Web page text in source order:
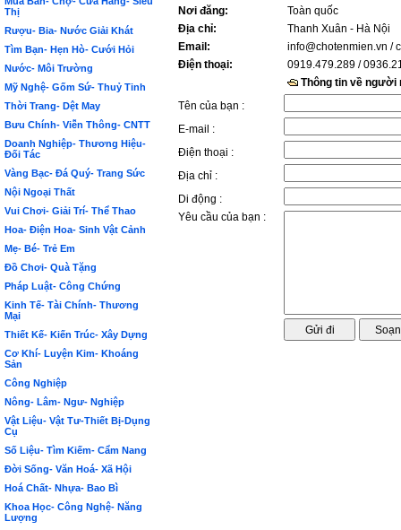
Thị
Rượu- Bia- Nước Giải Khát
Tìm Bạn- Hẹn Hò- Cưới Hỏi
Nước- Môi Trường
Mỹ Nghệ- Gốm Sứ- Thuỷ Tinh
Thời Trang- Dệt May
Bưu Chính- Viễn Thông- CNTT
Doanh Nghiệp- Thương Hiệu-
Đối Tác
Vàng Bạc- Đá Quý- Trang Sức
Nội Ngoại Thất
Vui Chơi- Giải Trí- Thể Thao
Hoa- Điện Hoa- Sinh Vật Cảnh
Mẹ- Bé- Trẻ Em
Đồ Chơi- Quà Tặng
Pháp Luật- Công Chứng
Kinh Tế- Tài Chính- Thương
Mại
Thiết Kế- Kiến Trúc- Xây Dựng
Cơ Khí- Luyện Kim- Khoáng
Sản
Công Nghiệp
Nông- Lâm- Ngư- Nghiệp
Vật Liệu- Vật Tư-Thiết Bị-Dụng
Cụ
Số Liệu- Tìm Kiếm- Cẩm Nang
Đời Sống- Văn Hoá- Xã Hội
Hoá Chất- Nhựa- Bao Bì
Khoa Học- Công Nghệ- Năng
Lượng
Nơi đăng:
Toàn quốc
Địa chỉ:
Thanh Xuân - Hà Nội
Email:
info@chotenmien.vn /
Điện thoại:
0919.479.289 /
Thông tin về người
Tên của bạn :
E-mail :
Điện thoại :
Địa chỉ :
Di động :
Yêu cầu của bạn :